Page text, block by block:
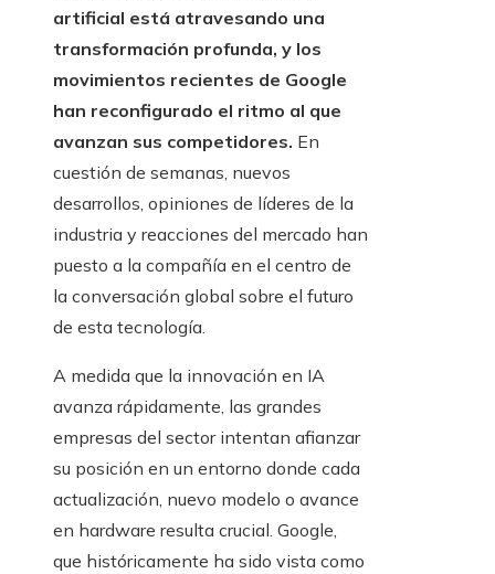
artificial está atravesando una
transformación profunda, y los
movimientos recientes de Google
han reconfigurado el ritmo al que
avanzan sus competidores. En
cuestión de semanas, nuevos
desarrollos, opiniones de líderes de la
industria y reacciones del mercado han
puesto a la compañía en el centro de
la conversación global sobre el futuro
de esta tecnología.
A medida que la innovación en IA
avanza rápidamente, las grandes
empresas del sector intentan afianzar
su posición en un entorno donde cada
actualización, nuevo modelo o avance
en hardware resulta crucial. Google,
que históricamente ha sido vista como